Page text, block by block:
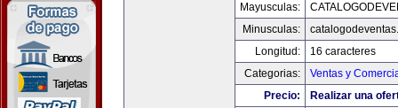
Mayusculas:
Minusculas:
Longitud:
16 caracteres
Categorias:
Ventas y
Precio:
Realizar una